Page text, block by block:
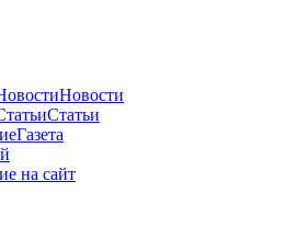
Новости
Статьи
Газета
на сайт